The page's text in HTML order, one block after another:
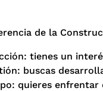
de la
tienes un
buscas
quieres